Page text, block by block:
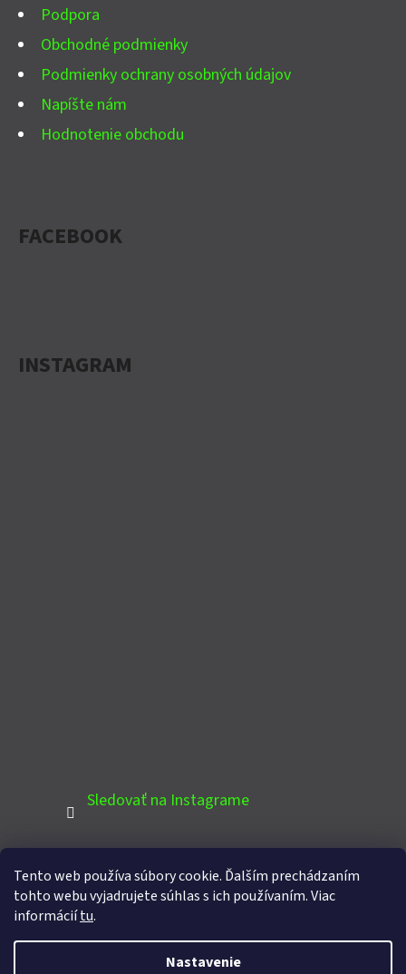
Tento web používa súbory cookie. Ďalším prechádzaním
tohto webu vyjadrujete súhlas s ich používaním. Viac
informáciítu.
Nastavenie
Podpora
Obchodné podmienky
Podmienky ochrany osobných údajov
Napíšte nám
Hodnotenie obchodu
FACEBOOK
INSTAGRAM
Sledovať na Instagrame
PINTEREST